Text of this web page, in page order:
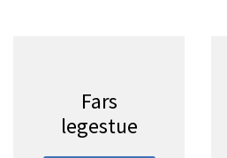
Fars
legestue